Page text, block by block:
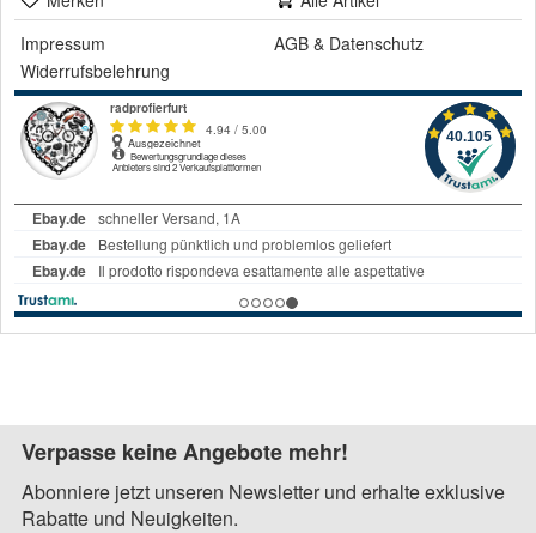
Impressum
AGB & Datenschutz
Widerrufsbelehrung
Verpasse keine Angebote mehr!
Abonniere jetzt unseren Newsletter und erhalte exklusive
Rabatte und Neuigkeiten.